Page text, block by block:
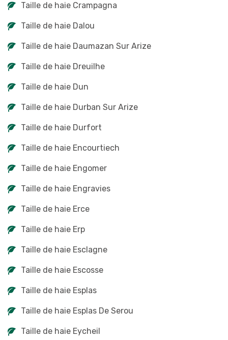
Taille de haie Crampagna
Taille de haie Dalou
Taille de haie Daumazan Sur Arize
Taille de haie Dreuilhe
Taille de haie Dun
Taille de haie Durban Sur Arize
Taille de haie Durfort
Taille de haie Encourtiech
Taille de haie Engomer
Taille de haie Engravies
Taille de haie Erce
Taille de haie Erp
Taille de haie Esclagne
Taille de haie Escosse
Taille de haie Esplas
Taille de haie Esplas De Serou
Taille de haie Eycheil